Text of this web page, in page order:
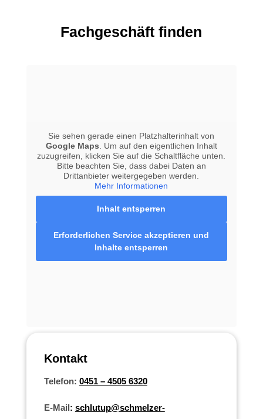
Fachgeschäft finden
Sie sehen gerade einen Platzhalterinhalt von
Google Maps . Um auf den eigentlichen Inhalt
zuzugreifen, klicken Sie auf die Schaltfläche unten.
Bitte beachten Sie, dass dabei Daten an
Drittanbieter weitergegeben werden.
Mehr Informationen
Inhalt entsperren
Erforderlichen Service akzeptieren und
Inhalte entsperren
Kontakt
Telefon: 0451 – 4505 6320
E-Mail: schlutup@schmelzer-